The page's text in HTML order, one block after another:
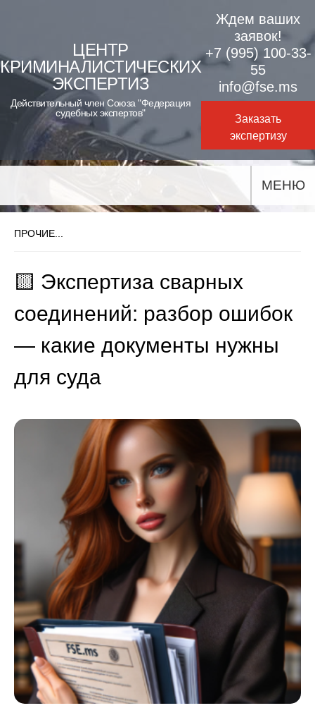
content
ЦЕНТР
КРИМИНАЛИСТИЧЕСКИХ
ЭКСПЕРТИЗ
Действительный член Союза "Федерация
судебных экспертов"
Ждем ваших
заявок!
+7 (995) 100-33-
55
info@fse.ms
Заказать
экспертизу
МЕНЮ
ПРОЧИЕ...
🟨 Экспертиза сварных
соединений: разбор ошибок
— какие документы нужны
для суда